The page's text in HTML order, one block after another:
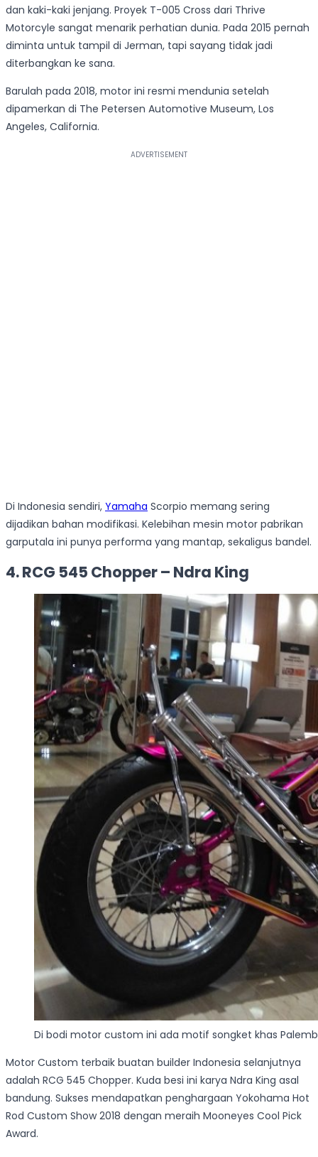
dan kaki-kaki jenjang. Proyek T-005 Cross dari Thrive
Motorcyle sangat menarik perhatian dunia. Pada 2015 pernah
diminta untuk tampil di Jerman, tapi sayang tidak jadi
diterbangkan ke sana.
Barulah pada 2018, motor ini resmi mendunia setelah
dipamerkan di The Petersen Automotive Museum, Los
Angeles, California.
Di Indonesia sendiri, Yamaha Scorpio memang sering
dijadikan bahan modifikasi. Kelebihan mesin motor pabrikan
garputala ini punya performa yang mantap, sekaligus bandel.
4. RCG 545 Chopper – Ndra King
Di bodi motor custom ini ada motif songket khas
Motor Custom terbaik buatan builder Indonesia selanjutnya
adalah RCG 545 Chopper. Kuda besi ini karya Ndra King asal
bandung. Sukses mendapatkan penghargaan Yokohama Hot
Rod Custom Show 2018 dengan meraih Mooneyes Cool Pick
Award.